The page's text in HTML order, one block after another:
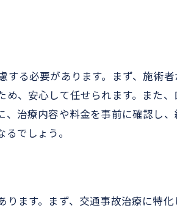
骨院選びのポイント
る口コミの信ぴょう性
骨院の口コミ分析
きる口コミ情報
故の痛みを軽減する整骨院とは
る必要があります。まず、施術
、安心して任せられます。また
治療内容や料金を事前に確認し
でしょう。
ます。まず、交通事故治療に特